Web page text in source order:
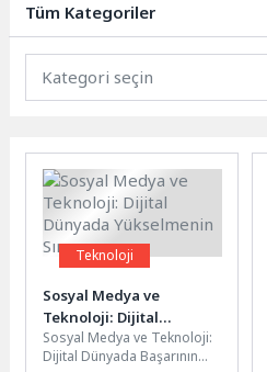
Tüm Kategoriler
Teknoloji
Sosyal Medya ve
Teknoloji: Dijital
Dünyada Yükselmenin
Sırrı
Sosyal Medya ve Teknoloji:
Dijital Dünyada Başarının